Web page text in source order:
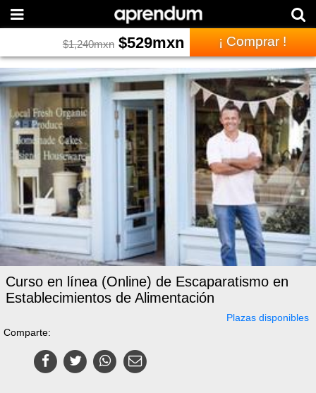
$1,240mxn $529mxn ¡ Comprar !
Curso en línea (Online) de Escaparatismo en
Establecimientos de Alimentación
Plazas disponibles
Comparte: